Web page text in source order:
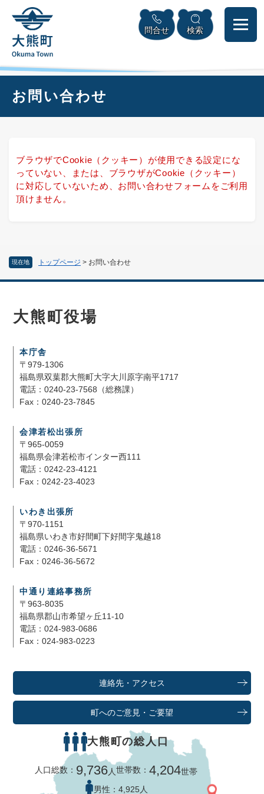
頭
メニューを飛ばして本文へ
問合せ 検索
現在地 トップページ > お問い合わせ
お問い合わせ
ブラウザでCookie（クッキー）が使用できる設定にな
っていない、または、ブラウザがCookie（クッキー）
に対応していないため、お問い合わせフォームをご利用
頂けません。
大熊町役場
本庁舎
〒979-1306
福島県双葉郡大熊町大字大川原字南平1717
電話：0240-23-7568（総務課）
Fax：0240-23-7845
会津若松出張所
〒965-0059
福島県会津若松市インター西111
電話：0242-23-4121
Fax：0242-23-4023
いわき出張所
〒970-1151
福島県いわき市好間町下好間字鬼越18
電話：0246-36-5671
Fax：0246-36-5672
中通り連絡事務所
〒963-8035
福島県郡山市希望ヶ丘11-10
電話：024-983-0686
Fax：024-983-0223
連絡先・アクセス
町へのご意見・ご要望
大熊町の総人口
人口総数： 9,736人世帯数：4,204世帯
男性： 4,925人